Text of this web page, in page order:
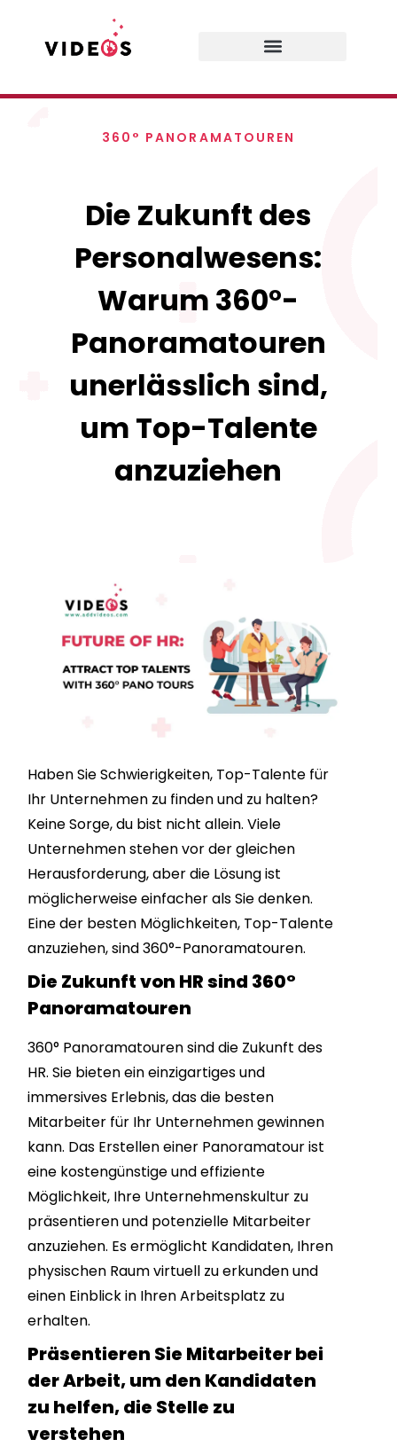
360° PANORAMATOUREN
Die Zukunft des
Personalwesens:
Warum 360°-
Panoramatouren
unerlässlich sind,
um Top-Talente
anzuziehen
Haben Sie Schwierigkeiten, Top-Talente für
Ihr Unternehmen zu finden und zu halten?
Keine Sorge, du bist nicht allein. Viele
Unternehmen stehen vor der gleichen
Herausforderung, aber die Lösung ist
möglicherweise einfacher als Sie denken.
Eine der besten Möglichkeiten, Top-Talente
anzuziehen, sind 360°-Panoramatouren.
Die Zukunft von HR sind 360°
Panoramatouren
360° Panoramatouren sind die Zukunft des
HR. Sie bieten ein einzigartiges und
immersives Erlebnis, das die besten
Mitarbeiter für Ihr Unternehmen gewinnen
kann. Das Erstellen einer Panoramatour ist
eine kostengünstige und effiziente
Möglichkeit, Ihre Unternehmenskultur zu
präsentieren und potenzielle Mitarbeiter
anzuziehen. Es ermöglicht Kandidaten, Ihren
physischen Raum virtuell zu erkunden und
einen Einblick in Ihren Arbeitsplatz zu
erhalten.
Präsentieren Sie Mitarbeiter bei
der Arbeit, um den Kandidaten
zu helfen, die Stelle zu
verstehen